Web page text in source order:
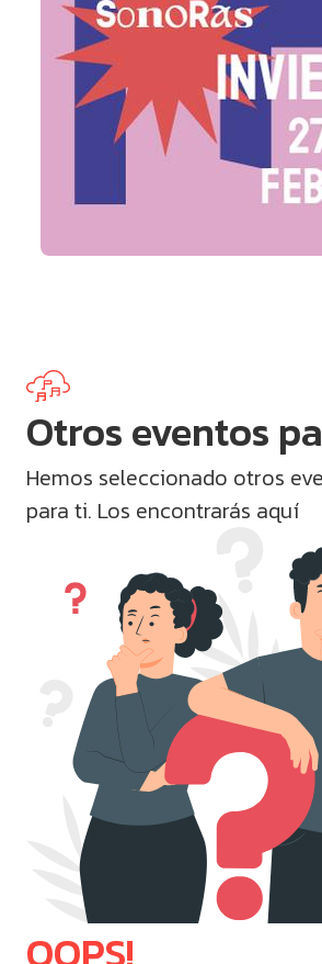
Otros eventos
Hemos seleccionado otros
para ti. Los encontrarás aquí